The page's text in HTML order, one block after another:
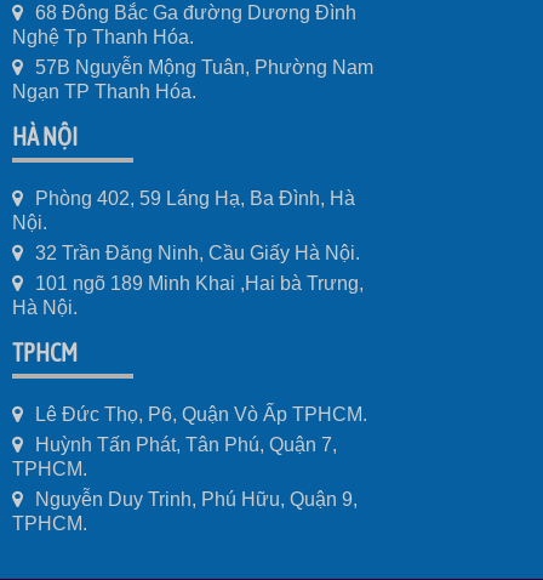
68 Đông Bắc Ga đường Dương Đình
Nghệ Tp Thanh Hóa.
57B Nguyễn Mộng Tuân, Phường Nam
Ngạn TP Thanh Hóa.
HÀ NỘI
Phòng 402, 59 Láng Hạ, Ba Đình, Hà
Nội.
32 Trần Đăng Ninh, Cầu Giấy Hà Nội.
101 ngõ 189 Minh Khai ,Hai bà Trưng,
Hà Nội.
TPHCM
Lê Đức Thọ, P6, Quận Vò Ấp TPHCM.
Huỳnh Tấn Phát, Tân Phú, Quận 7,
TPHCM.
Nguyễn Duy Trinh, Phú Hữu, Quận 9,
TPHCM.